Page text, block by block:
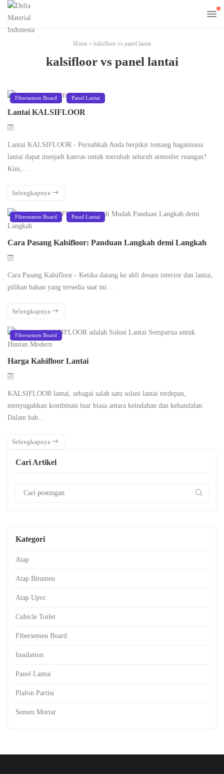
Home » kalsifloor vs panel lantai
kalsifloor vs panel lantai
Fibersemen Board Panel Lantai
Lantai KALSIFLOOR
Lantai KALSIFLOOR - Pernahkah Anda berpikir tentang bagaimana
lantai dapat menjadi kanvas untuk merubah seluruh atmosfer ruangan?
Kini,…
Selengkapnya
Fibersemen Board Panel Lantai
Cara Pasang Kalsifloor: Panduan Langkah demi Langkah
Cara Pasang Kalsifloor - Ketika datang ke ahli desain interior dan lantai,
pilihan bahan yang tersedia saat ini…
Selengkapnya
Fibersemen Board
Harga Kalsifloor Lantai
KALSIFLOOR lantai, sebagai salah satu solusi lantai terdepan,
menyuguhkan kombinasi luar biasa antara keindahan dan kehandalan.
Dalam bab…
Selengkapnya
Cari Artikel
Kategori
Atap
Atap Bitumen
Atap Upvc
Cubicle Toilet
Fibersemen Board
Insulation
Panel Lantai
Plafon Partisi
Semen Mortar